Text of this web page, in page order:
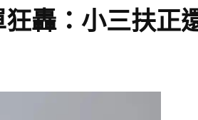
轟：小三扶正